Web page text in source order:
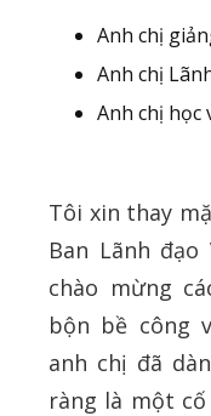
Anh chị
Anh chị
Anh chị học
Tôi xin thay
Ban Lãnh
chào mừng
bộn bề công
anh chị đã
ràng là một